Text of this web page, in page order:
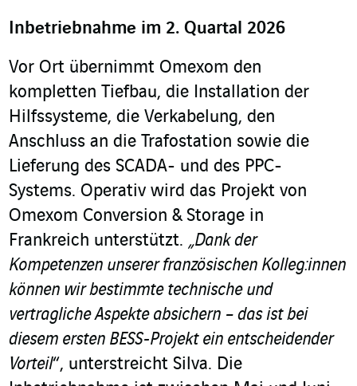
Inbetriebnahme im 2. Quartal 2026
Vor Ort übernimmt Omexom den
kompletten Tiefbau, die Installation der
Hilfssysteme, die Verkabelung, den
Anschluss an die Trafostation sowie die
Lieferung des SCADA- und des PPC-
Systems. Operativ wird das Projekt von
Omexom Conversion & Storage in
Frankreich unterstützt. „Dank der
Kompetenzen unserer französischen Kolleg:innen
können wir bestimmte technische und
vertragliche Aspekte absichern – das ist bei
diesem ersten BESS-Projekt ein entscheidender
Vorteil“, unterstreicht Silva. Die